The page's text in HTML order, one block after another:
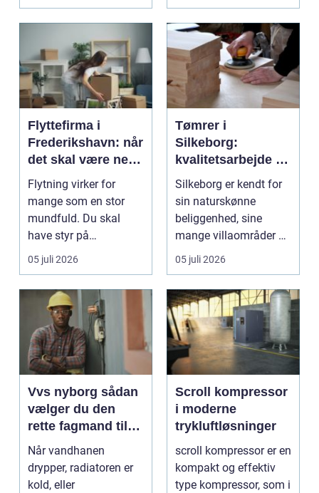
Flyttefirma i
Frederikshavn: når
det skal være nemt
at komme videre
Flytning virker for
mange som en stor
mundfuld. Du skal
have styr på
nedpakning, tunge
l&oslas...
05 juli 2026
Tømrer i
Silkeborg:
kvalitetsarbejde til
overkommelige
priser
Silkeborg er kendt for
sin naturskønne
beliggenhed, sine
mange villaområder og
en bland...
05 juli 2026
Vvs nyborg sådan
vælger du den
rette fagmand til
opgaven
Når vandhanen
drypper, radiatoren er
kold, eller
Scroll kompressor
i moderne
trykluftløsninger
scroll kompressor er en
kompakt og effektiv
type kompressor, som i